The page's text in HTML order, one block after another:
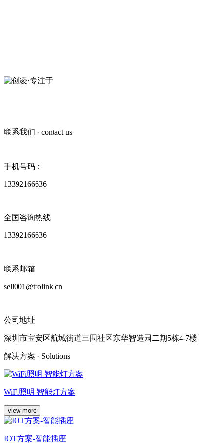
联系我们 · contact us
手机号码：
13392166636
全国咨询热线
13392166636
联系邮箱
sell001@trolink.cn
公司地址
深圳市宝安区航城街道三围社区东华智造园二期5栋4-7楼
解决方案 · Solutions
WiFi照明 智能灯方案
view more
IOT方案-智能插座